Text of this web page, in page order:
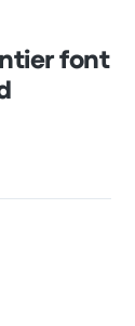
font